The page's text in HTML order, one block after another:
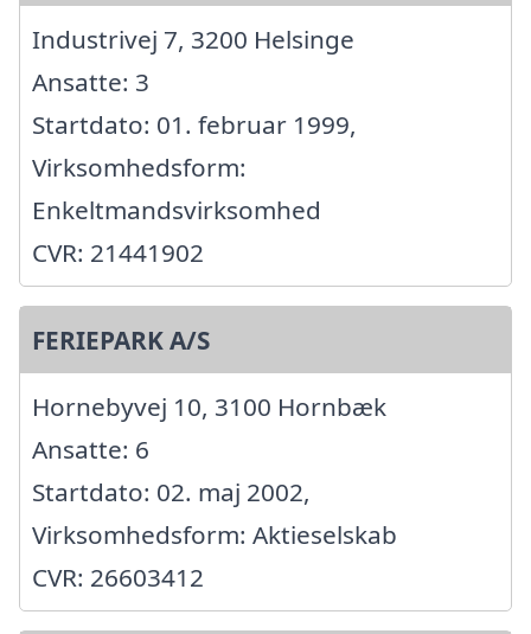
Industrivej 7, 3200 Helsinge
Ansatte: 3
Startdato: 01. februar 1999,
Virksomhedsform:
Enkeltmandsvirksomhed
CVR: 21441902
FERIEPARK A/S
Hornebyvej 10, 3100 Hornbæk
Ansatte: 6
Startdato: 02. maj 2002,
Virksomhedsform: Aktieselskab
CVR: 26603412